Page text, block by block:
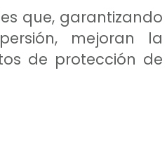
que, garantizando
mejoran la
de protección de